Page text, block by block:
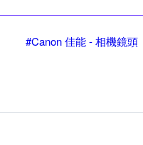
#Canon 佳能 - 相機鏡頭